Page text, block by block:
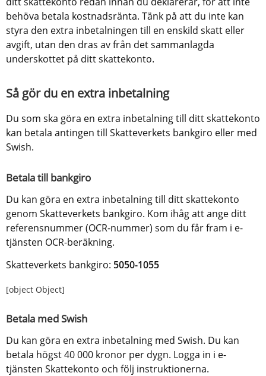
behöva betala kostnadsränta. Tänk på att du inte kan
styra den extra inbetalningen till en enskild skatt eller
avgift, utan den dras av från det sammanlagda
underskottet på ditt skattekonto.
Så gör du en extra inbetalning
Du som ska göra en extra inbetalning till ditt skattekonto
kan betala antingen till Skatteverkets bankgiro eller med
Swish.
Betala till bankgiro
Du kan göra en extra inbetalning till ditt skattekonto
genom Skatteverkets bankgiro. Kom ihåg att ange ditt
referensnummer (OCR-nummer) som du får fram i e-
tjänsten OCR-beräkning.
Skatteverkets bankgiro: 5050-1055
[object Object]
Betala med Swish
Du kan göra en extra inbetalning med Swish. Du kan
betala högst 40 000 kronor per dygn. Logga in i e-
tjänsten Skattekonto och följ instruktionerna.